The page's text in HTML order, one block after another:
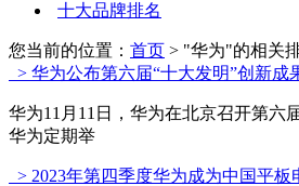
十大品牌排名
您当前的位置： 首页 > "华为"的相关
> 华为公布第六届“十大发明”创新成
华为11月11日，华为在北京召开第六
华为定期举
> 2023年第四季度华为成为中国平板